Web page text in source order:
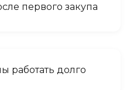
первого закупа
работать долго